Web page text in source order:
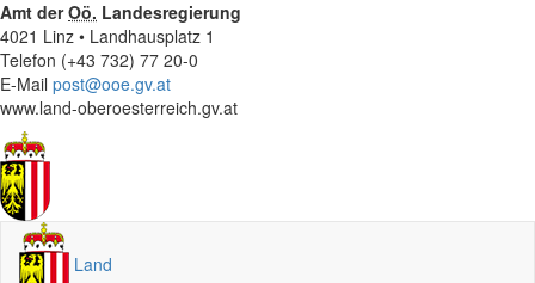
Amt derOö. Landesregierung
4021 Linz • Landhausplatz 1
Telefon (+43 732) 77 20-0
E-Mail post@ooe.gv.at
www.land-oberoesterreich.gv.at
Land